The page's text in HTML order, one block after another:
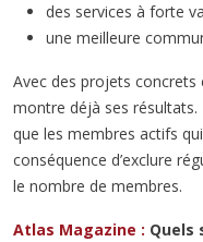
des services à forte
une meilleure
Avec des projets concrets
montre déjà ses
que les membres actifs
conséquence d’exclure
le nombre de membres.
Atlas Magazine : Quels